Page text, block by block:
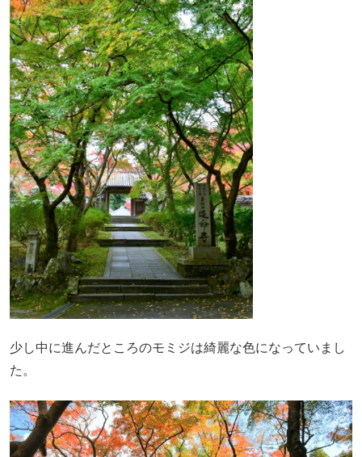
少し中に進んだところのモミジは綺麗な色になっていまし
た。